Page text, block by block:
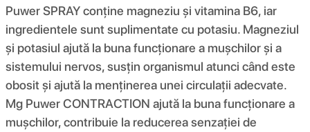
Puwer SPRAY conține magneziu și vitamina B6, iar
ingredientele sunt suplimentate cu potasiu. Magneziul
și potasiul ajută la buna funcționare a mușchilor și a
sistemului nervos, susțin organismul atunci când este
obosit și ajută la menținerea unei circulații adecvate.
Mg Puwer CONTRACTION ajută la buna funcționare a
mușchilor, contribuie la reducerea senzației de